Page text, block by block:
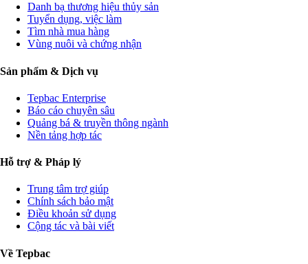
Danh bạ thương hiệu thủy sản
Tuyển dụng, việc làm
Tìm nhà mua hàng
Vùng nuôi và chứng nhận
Sản phẩm & Dịch vụ
Tepbac Enterprise
Báo cáo chuyên sâu
Quảng bá & truyền thông ngành
Nền tảng hợp tác
Hỗ trợ & Pháp lý
Trung tâm trợ giúp
Chính sách bảo mật
Điều khoản sử dụng
Cộng tác và bài viết
Về Tepbac